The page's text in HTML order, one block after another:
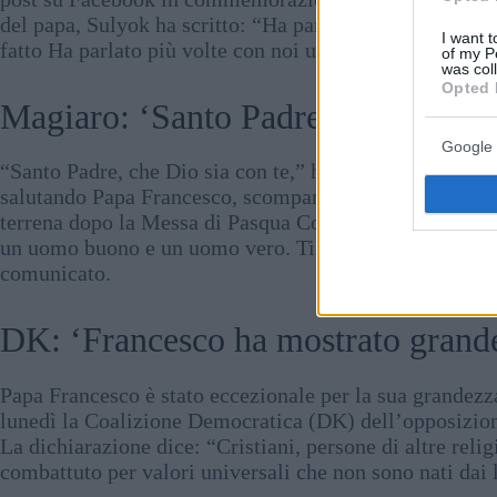
I want
of my
was
Opted
Google
del papa, Sulyok ha scritto: “Ha parlato nella lingua
fatto Ha parlato più volte con noi ungheresi Pensiamo
Magiaro: ‘Santo Padre, che Dio
“Santo Padre, che Dio sia con te,” ha detto in un
salutando Papa Francesco, scomparso lunedì. “È
terrena dopo la Messa di Pasqua Come papa,
un uomo buono e un uomo vero. Ti ringraziamo per
comunicato.
DK: ‘Francesco ha mostrato
Papa Francesco è stato eccezionale per la sua
lunedì la Coalizione Democratica (DK)
La dichiarazione dice: “Cristiani, persone di altre
combattuto per valori universali che non sono nati